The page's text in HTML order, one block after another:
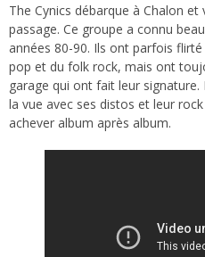
The Cynics débarque à Chalon
passage. Ce groupe a connu
années 80-90. Ils ont parfois
pop et du folk rock, mais ont
garage qui ont fait leur
la vue avec ses distos et leur
achever album après album.